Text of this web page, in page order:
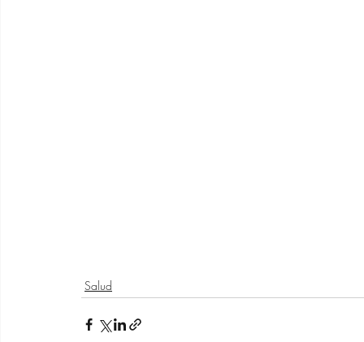
Salud